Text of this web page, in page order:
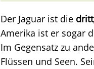
Der Jaguar ist die
Amerika ist er sogar
Im Gegensatz zu
Flüssen und Seen.